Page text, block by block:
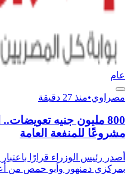
عام
مصراوي•منذ 27 دقيقة
800 مليون جنيه
مشروعًا للمنفعة العامة
أصدر رئيس الوزراء قرارًا
بمركزي دمنهور وأبو حمص من